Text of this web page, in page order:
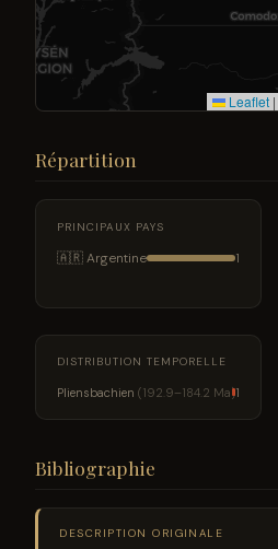
Leaflet |
Répartition
PRINCIPAUX PAYS
🇦🇷 Argentine 1
DISTRIBUTION TEMPORELLE
Pliensbachien (192.9–184.2 Ma)1
Bibliographie
DESCRIPTION ORIGINALE